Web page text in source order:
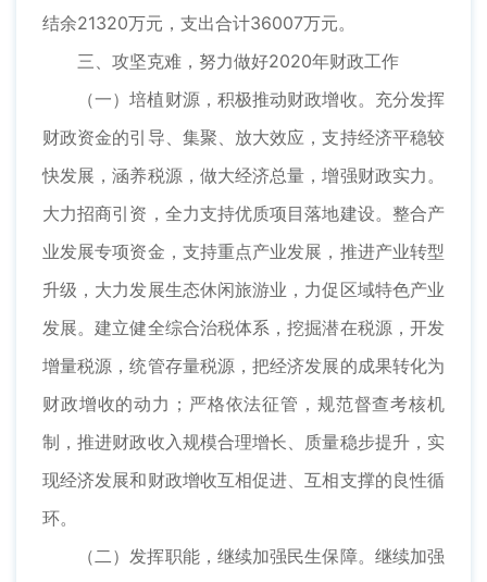
结余21320万元，支出合计36007万元。
三、攻坚克难，努力做好2020年财政工作
（一）培植财源，积极推动财政增收。充分发挥
财政资金的引导、集聚、放大效应，支持经济平稳较
快发展，涵养税源，做大经济总量，增强财政实力。
大力招商引资，全力支持优质项目落地建设。整合产
业发展专项资金，支持重点产业发展，推进产业转型
升级，大力发展生态休闲旅游业，力促区域特色产业
发展。建立健全综合治税体系，挖掘潜在税源，开发
增量税源，统管存量税源，把经济发展的成果转化为
财政增收的动力；严格依法征管，规范督查考核机
制，推进财政收入规模合理增长、质量稳步提升，实
现经济发展和财政增收互相促进、互相支撑的良性循
环。
（二）发挥职能，继续加强民生保障。继续加强